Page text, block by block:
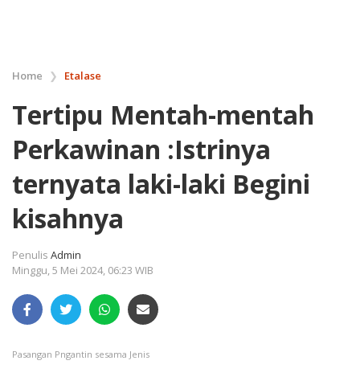
Home ❯ Etalase
Tertipu Mentah-mentah
Perkawinan :Istrinya
ternyata laki-laki Begini
kisahnya
Penulis Admin
Minggu, 5 Mei 2024, 06:23 WIB
Pasangan Pngantin sesama Jenis